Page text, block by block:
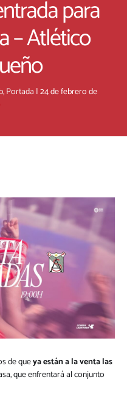
para
– Atlético
,Portada |24 de febrero de
de queya están a la venta las
que enfrentará al conjunto